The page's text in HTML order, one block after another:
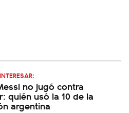
no jugó contra
quién usó la 10 de la
argentina